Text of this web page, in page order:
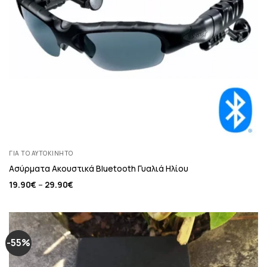
ΓΙΑ ΤΟ ΑΥΤΟΚΊΝΗΤΟ
Ασύρματα Ακουστικά Bluetooth Γυαλιά Ηλίου
19.90€ – 29.90€
-55%